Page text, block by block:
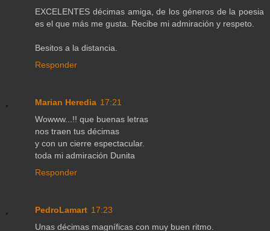
EXCELENTES décimas amiga, de los géneros de la poesia
es el que más me gusta. Recibe mi admiración y respeto.
Besitos a la distancia.
Responder
Marian Heredia 17:21
Wowww...!! que buenas letras
nos traen tus décimas
y con un cierre espectacular.
toda mi admiración Dunita
Responder
PedroLamart 17:23
Unas décimas magníficas con muy buen ritmo.